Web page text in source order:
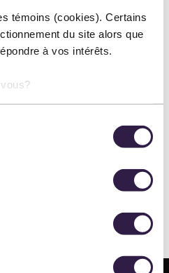
témoins (cookies). Certains
du site alors que
à vos intérêts.